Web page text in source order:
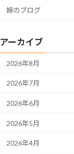
嫁のブログ
アーカイブ
2026年8月
2026年7月
2026年6月
2026年5月
2026年4月